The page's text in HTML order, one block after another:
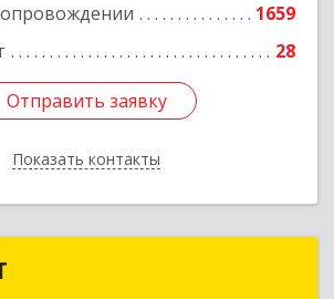
1659
28
Отправить заявку
Показать контакты
Подробнее
Отправить заявку
Назад